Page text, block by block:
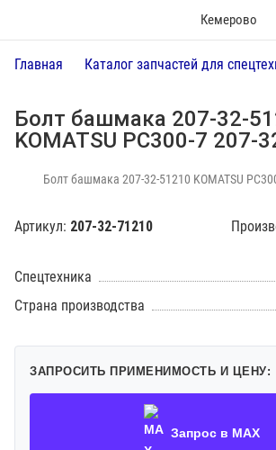
Кемерово
Главная Каталог запчастей для
Болт башмака 207-32-
KOMATSU PC300-7 207-
Болт башмака 207-32-51210 KOMATSU
Артикул: 207-32-71210
Спецтехника
Страна производства
ЗАПРОСИТЬ ПРИМЕНИМОСТЬ И ЦЕНУ:
Запрос в MAX